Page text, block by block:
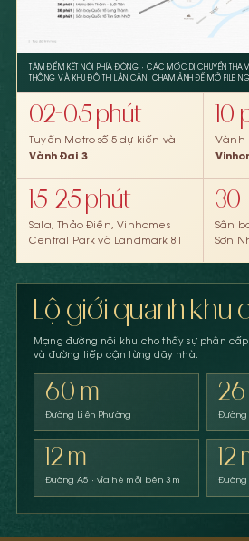
TÂM ĐIỂM KẾT NỐI PHÍA ĐÔNG · CÁC MỐC DI CHUYỂN
THÔNG VÀ KHU ĐÔ THỊ LÂN CẬN. CHẠM ẢNH ĐỂ MỞ FILE
02–05 phút
Tuyến Metro số 5 dự kiến và
Vành Đai 3
10
Vành
15–25 phút
Sala, Thảo Điền, Vinhomes
Central Park và Landmark 81
Sân
Sơn
Lộ giới quanh khu
Mạng đường nội khu cho thấy sự phân
và đường tiếp cận từng dãy nhà.
60 m
Đường Liên Phường
26
Đường
12 m
Đường A5 · vỉa hè mỗi bên 3 m
12
Đường